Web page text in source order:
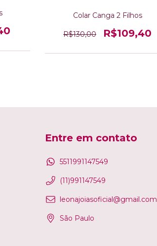
Colar Canga 2 Filhos
R$130,00 R$109,40
Entre em contato
5511991147549
(11)991147549
leonajoiasoficial@gmail.com
São Paulo